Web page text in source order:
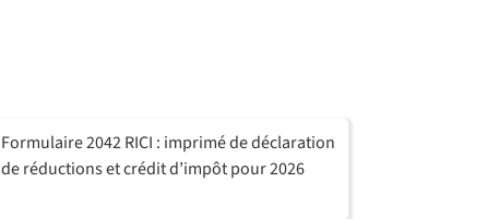
Formulaire 2042 RICI : imprimé de déclaration
de réductions et crédit d’impôt pour 2026